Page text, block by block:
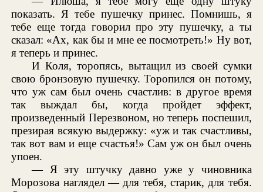
показать. Я тебе пушечку принес. Помнишь, я
тебе еще тогда говорил про эту пушечку, а ты
сказал: «Ах, как бы и мне ее посмотреть!» Ну вот,
я теперь и принес.
И Коля, торопясь, вытащил из своей сумки
свою бронзовую пушечку. Торопился он потому,
что уж сам был очень счастлив: в другое время
так выждал бы, когда пройдет эффект,
произведенный Перезвоном, но теперь поспешил,
презирая всякую выдержку: «уж и так счастливы,
так вот вам и еще счастья!» Сам уж он был очень
упоен.
— Я эту штучку давно уже у чиновника
Морозова наглядел — для тебя, старик, для тебя.